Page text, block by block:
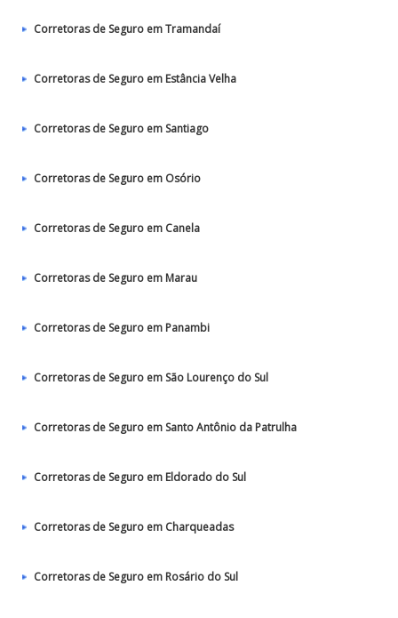
Corretoras de Seguro em Tramandaí
Corretoras de Seguro em Estância Velha
Corretoras de Seguro em Santiago
Corretoras de Seguro em Osório
Corretoras de Seguro em Canela
Corretoras de Seguro em Marau
Corretoras de Seguro em Panambi
Corretoras de Seguro em São Lourenço do Sul
Corretoras de Seguro em Santo Antônio da Patrulha
Corretoras de Seguro em Eldorado do Sul
Corretoras de Seguro em Charqueadas
Corretoras de Seguro em Rosário do Sul